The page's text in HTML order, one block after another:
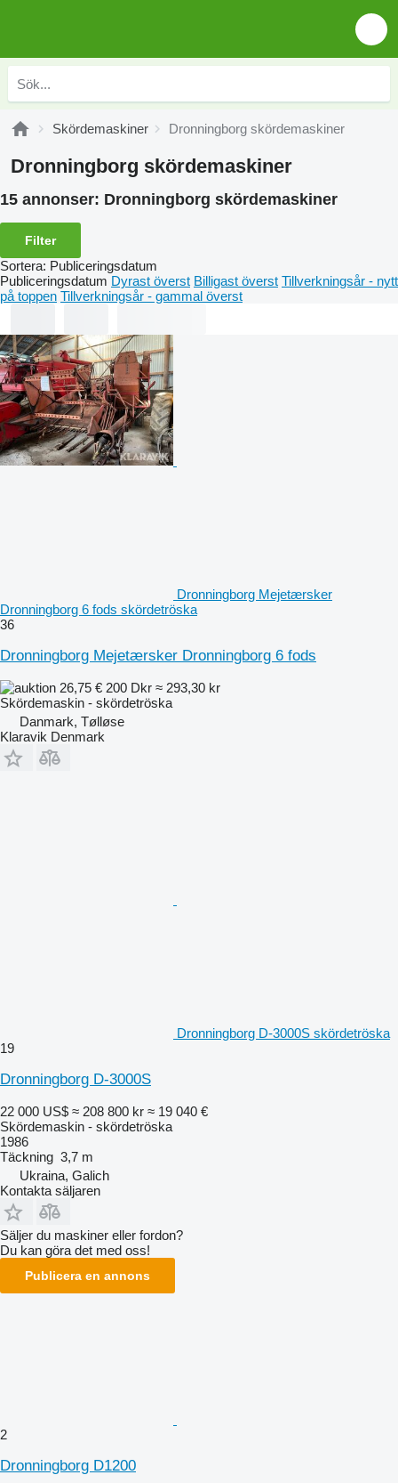
Skördemaskiner Dronningborg skördemaskiner
Dronningborg skördemaskiner
15 annonser: Dronningborg skördemaskiner
Filter
Sortera: Publiceringsdatum
Publiceringsdatum Dyrast överst Billigast överst Tillverkningsår - nytt
på toppen Tillverkningsår - gammal överst
Dronningborg Mejetærsker
Dronningborg 6 fods skördetröska
36
Dronningborg Mejetærsker Dronningborg 6 fods
26,75 € 200 Dkr ≈ 293,30 kr
Skördemaskin - skördetröska
Danmark, Tølløse
Klaravik Denmark
Dronningborg D-3000S skördetröska
19
Dronningborg D-3000S
22 000 US$ ≈ 208 800 kr ≈ 19 040 €
Skördemaskin - skördetröska
1986
Täckning 3,7 m
Ukraina, Galich
Kontakta säljaren
Säljer du maskiner eller fordon?
Du kan göra det med oss!
Publicera en annons
2
Dronningborg D1200